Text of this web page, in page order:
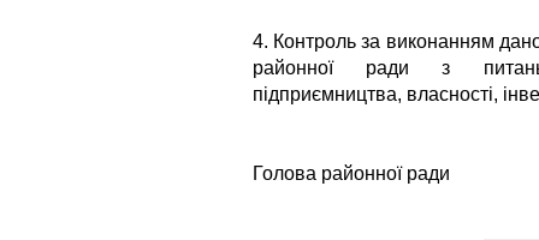
4. Контроль за виконанням
районної ради з питань
підприємництва, власності,
Голова